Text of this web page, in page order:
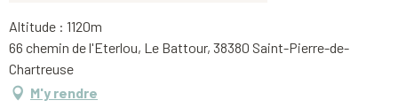
Altitude : 1120m
66 chemin de l'Eterlou, Le Battour, 38380 Saint-Pierre-de-
Chartreuse
M'y rendre